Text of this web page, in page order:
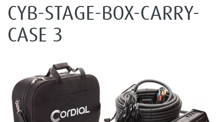
CYB-STAGE-BOX-CARRY-
CASE 3